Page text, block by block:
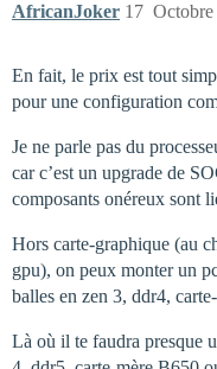
AfricanJoker 17
En fait, le prix est tout
pour une configuration
Je ne parle pas du
car c’est un upgrade de
composants onéreux sont
Hors carte-graphique (au
gpu), on peux monter un
balles en zen 3, ddr4,
Là où il te faudra presque